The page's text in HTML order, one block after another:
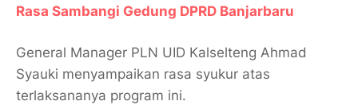
Rasa Sambangi Gedung DPRD Banjarbaru
General Manager PLN UID Kalselteng Ahmad
Syauki menyampaikan rasa syukur atas
terlaksananya program ini.